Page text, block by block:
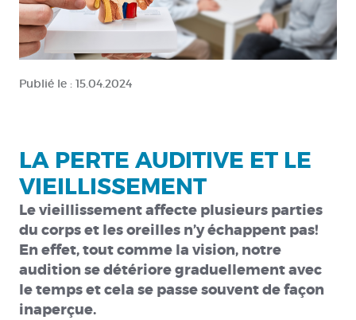
Publié le : 15.04.2024
LA PERTE AUDITIVE ET LE
VIEILLISSEMENT
Le vieillissement affecte plusieurs parties
du corps et les oreilles n’y échappent pas!
En effet, tout comme la vision, notre
audition se détériore graduellement avec
le temps et cela se passe souvent de façon
inaperçue.